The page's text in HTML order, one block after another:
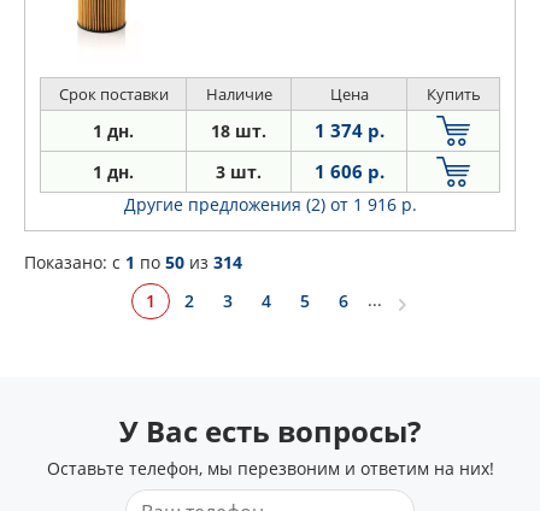
Срок поставки Наличие Цена Купить
1 дн. 18 шт. 1 374 р.
1 дн. 3 шт. 1 606 р.
Другие предложения (2) от 1 916 р.
Показано: c 1 по 50 из 314
1
2 3 4 5 6 ...
У Вас есть вопросы?
Оставьте телефон, мы перезвоним и ответим на них!